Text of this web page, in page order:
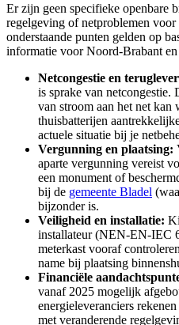
Er zijn geen specifieke openbare
regelgeving of netproblemen
onderstaande punten gelden op
informatie voor Noord-Brabant
Netcongestie en
is sprake van netcongestie.
van stroom aan het net kan
thuisbatterijen
actuele situatie bij je
Vergunning en plaatsing:
aparte vergunning vereist
een monument of
bij de gemeente Bladel
bijzonder is.
Veiligheid en installatie:
installateur (NEN-EN-IEC
meterkast vooraf
name bij plaatsing
Financiële
vanaf 2025 mogelijk
energieleveranciers
met veranderende